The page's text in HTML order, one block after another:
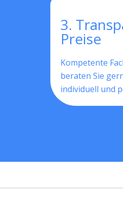
3.
Preise
Kompetente
beraten Sie
individuell und